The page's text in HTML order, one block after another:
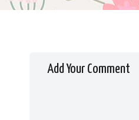
Add Your Comment